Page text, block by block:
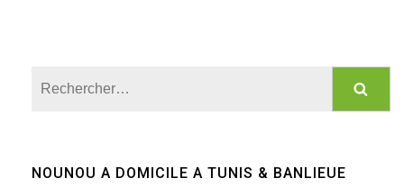
NOUNOU A DOMICILE A TUNIS & BANLIEUE